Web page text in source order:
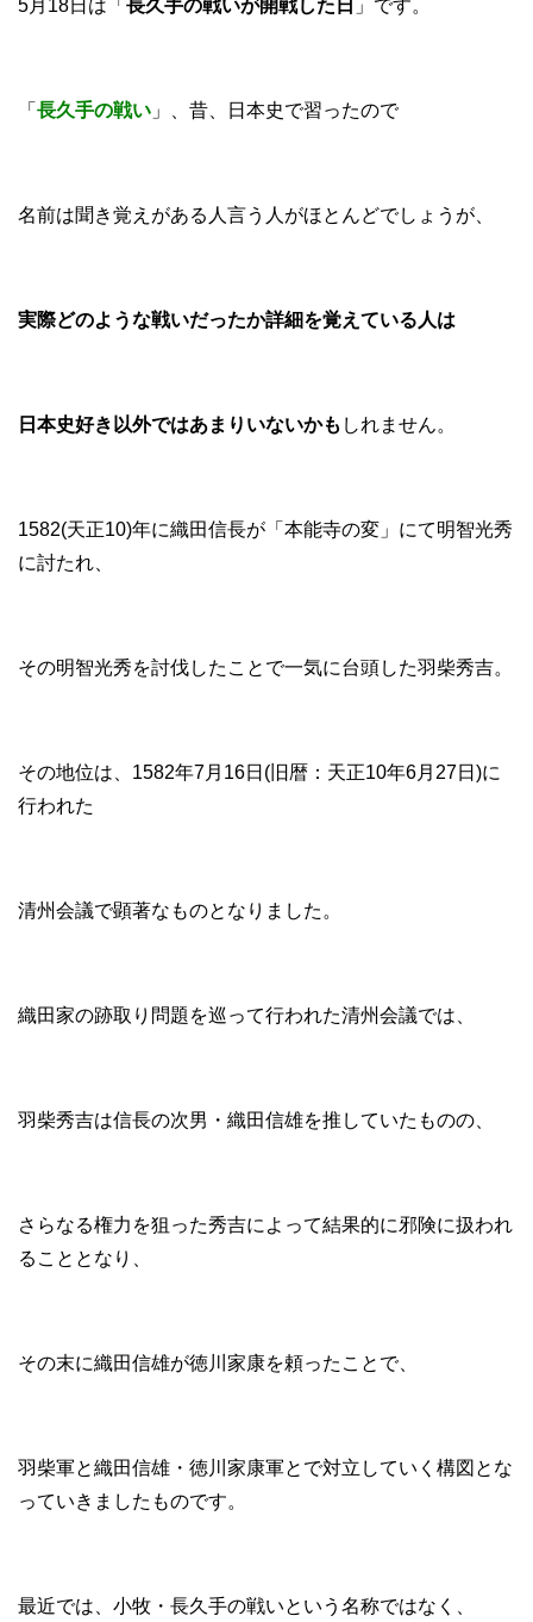
5月18日は「 長久手の戦いが開戦した日 」です。
「 長久手の戦い 」、昔、日本史で習ったので
名前は聞き覚えがある人言う人がほとんどでしょうが、
実際どのような戦いだったか詳細を覚えている人は
日本史好き以外ではあまりいないかも しれません。
1582(天正10)年に織田信長が「本能寺の変」にて明智光秀
に討たれ、
その明智光秀を討伐したことで一気に台頭した羽柴秀吉。
その地位は、1582年7月16日(旧暦：天正10年6月27日)に
行われた
清州会議で顕著なものとなりました。
織田家の跡取り問題を巡って行われた清州会議では、
羽柴秀吉は信長の次男・織田信雄を推していたものの、
さらなる権力を狙った秀吉によって結果的に邪険に扱われ
ることとなり、
その末に織田信雄が徳川家康を頼ったことで、
羽柴軍と織田信雄・徳川家康軍とで対立していく構図とな
っていきましたものです。
最近では、小牧・長久手の戦いという名称ではなく、